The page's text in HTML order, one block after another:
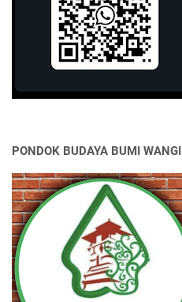
PONDOK BUDAYA BUMI WANGI